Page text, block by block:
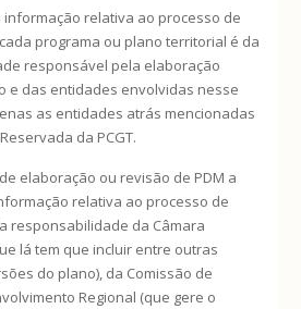
informação relativa ao processo de
programa ou plano territorial é da
responsável pela elaboração
e das entidades envolvidas nesse
as entidades atrás mencionadas
da PCGT.
elaboração ou revisão de PDM a
relativa ao processo de
responsabilidade da Câmara
lá tem que incluir entre outras
do plano), da Comissão de
Regional (que gere o